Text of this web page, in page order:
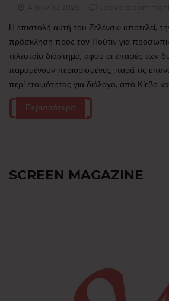
Η επιστολή αυτή του Ζελένσκι αποτελεί,
πρόσκληση προς τον Πούτιν για
τελευταίο διάστημα, αφού οι επαφές των
παραμένουν περιορισμένες, παρά τις
περί ετοιμότητας για διάλογο, από Κίεβο
Περισσότερα
SCREEN MAGAZINE